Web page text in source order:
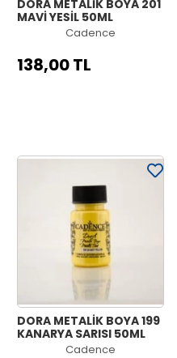
DORA METALİK BOYA 201
MAVİ YEŞİL 50ML
Cadence
138,00 TL
DORA METALİK BOYA 199
KANARYA SARISI 50ML
Cadence